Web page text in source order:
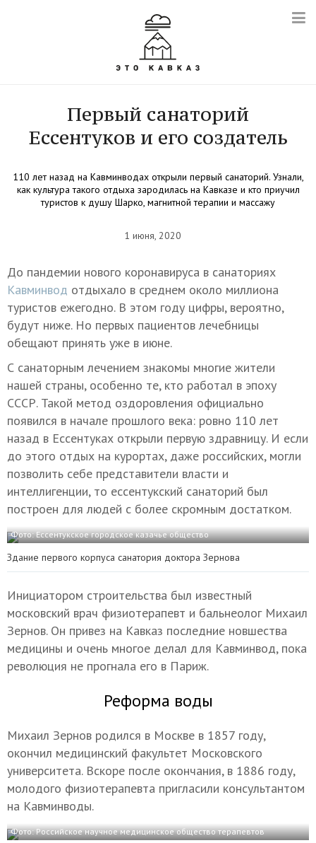
Первый санаторий
Ессентуков и его создатель
110 лет назад на Кавминводах открыли первый санаторий. Узнали,
как культура такого отдыха зародилась на Кавказе и кто приучил
туристов к душу Шарко, магнитной терапии и массажу
1 июня, 2020
До пандемии нового коронавируса в санаториях
Кавминвод отдыхало в среднем около миллиона
туристов ежегодно. В этом году цифры, вероятно,
будут ниже. Но первых пациентов лечебницы
обещают принять уже в июне.
С санаторным лечением знакомы многие жители
нашей страны, особенно те, кто работал в эпоху
СССР. Такой метод оздоровления официально
появился в начале прошлого века: ровно 110 лет
назад в Ессентуках открыли первую здравницу. И если
до этого отдых на курортах, даже российских, могли
позволить себе представители власти и
интеллигенции, то ессентукский санаторий был
построен для людей с более скромным достатком.
Фото: Ессентукское городское казачье общество
Здание первого корпуса санатория доктора Зернова
Инициатором строительства был известный
московский врач физиотерапевт и бальнеолог Михаил
Зернов. Он привез на Кавказ последние новшества
медицины и очень многое делал для Кавминвод, пока
революция не прогнала его в Париж.
Реформа воды
Михаил Зернов родился в Москве в 1857 году,
окончил медицинский факультет Московского
университета. Вскоре после окончания, в 1886 году,
молодого физиотерапевта пригласили консультантом
на Кавминводы.
Фото: Российское научное медицинское общество терапевтов